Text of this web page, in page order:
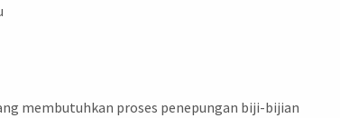
membutuhkan proses penepungan biji-bijian